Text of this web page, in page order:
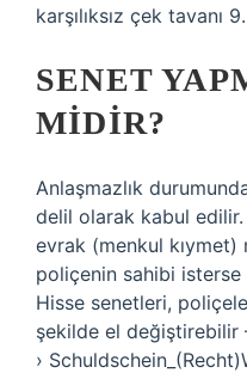
karşılıksız çek tavanı 9.
SENET
MIDIR?
Anlaşmazlık
delil olarak kabul edilir.
evrak (menkul
poliçenin sahibi isterse
Hisse senetleri,
şekilde el değiştirebilir
›